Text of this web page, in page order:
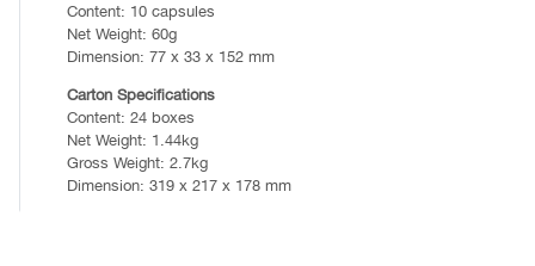
Content: 10 capsules
Net Weight: 60g
Dimension: 77 x 33 x 152 mm
Carton Specifications
Content: 24 boxes
Net Weight: 1.44kg
Gross Weight: 2.7kg
Dimension: 319 x 217 x 178 mm